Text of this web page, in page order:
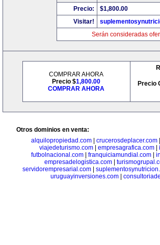
Precio:
$1,800.00
Visitar!
Serán consideradas
COMPRAR AHORA
Precio $1,800.00
COMPRAR AHORA
Precio
Otros dominios en venta:
alquilopropiedad.com| crucerosdeplacer.com
viajedeturismo.com| empresagrafica.com|
futbolnacional.com
franquiciamundial.com
empresadelogistica.com
servidorempresarial.com|
uruguayinversiones.com